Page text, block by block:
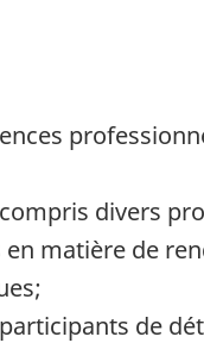
divers
matière de
de